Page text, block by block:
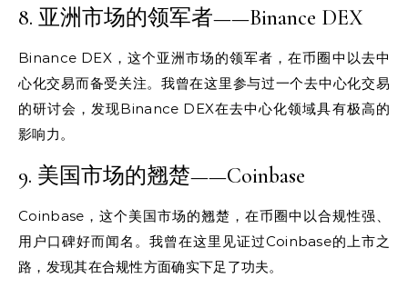
8. 亚洲市场的领军者——Binance DEX
Binance DEX，这个亚洲市场的领军者，在币圈中以去中
心化交易而备受关注。我曾在这里参与过一个去中心化交易
的研讨会，发现Binance DEX在去中心化领域具有极高的
影响力。
9. 美国市场的翘楚——Coinbase
Coinbase，这个美国市场的翘楚，在币圈中以合规性强、
用户口碑好而闻名。我曾在这里见证过Coinbase的上市之
路，发现其在合规性方面确实下足了功夫。